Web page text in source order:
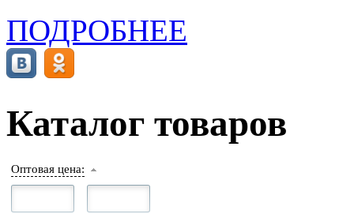
ПОДРОБНЕЕ
Каталог товаров
Оптовая цена: